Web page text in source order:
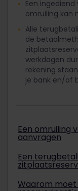
Een
omruiling kan
Alle
de
werkdagen
rekening
je bank en/of
Een omruiling
aanvragen
Indien je
omgeruild,
Een
Volg deze
Waarom